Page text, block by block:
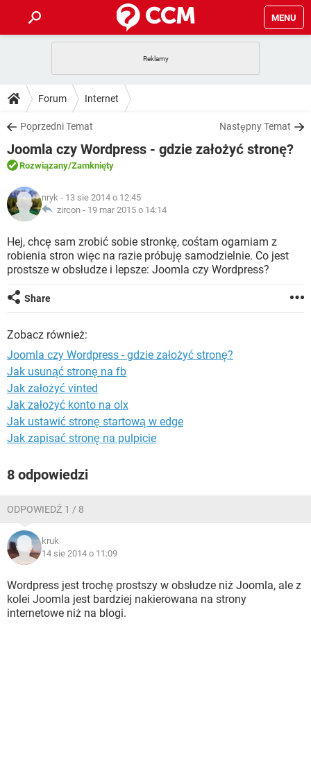
MENU
GRY
SPOTIFY
INSTAGRAM FACEBOOK
WINDOWS 10
PORADY
PlayStation
SPOTIFY
INSTAGRAM
WINDOWS 10
DO POBRANIA
ANDROID TIKTOK
GRY
IOS
INSTAGRAM
WINDOWS 10
FORUM
COVID-19
GRY WHATSAPP
INSTAGRAM FACEBOOK
ARTYKUŁY
COVID-19
GRY WHATSAPP
SPOTIFY NETFLIX
INSTAGRAM
Forum Internet
Poprzedni Temat Następny Temat
Joomla czy Wordpress - gdzie założyć stronę?
Rozwiązany/Zamknięty
nryk - 13 sie 2014 o 12:45
zircon - 19 mar 2015 o 14:14
Hej, chcę sam zrobić sobie stronkę, cośtam ogarniam z
robienia stron więc na razie próbuję samodzielnie. Co jest
prostsze w obsłudze i lepsze: Joomla czy Wordpress?
Share
Zobacz również:
Joomla czy Wordpress - gdzie założyć stronę?
Jak usunąć stronę na fb
Jak założyć vinted
Jak założyć konto na olx
Jak ustawić stronę startową w edge
Jak zapisać stronę na pulpicie
8 odpowiedzi
ODPOWIEDŹ 1 / 8
kruk
14 sie 2014 o 11:09
Wordpress jest trochę prostszy w obsłudze niż Joomla, ale z
kolei Joomla jest bardziej nakierowana na strony
internetowe niż na blogi.